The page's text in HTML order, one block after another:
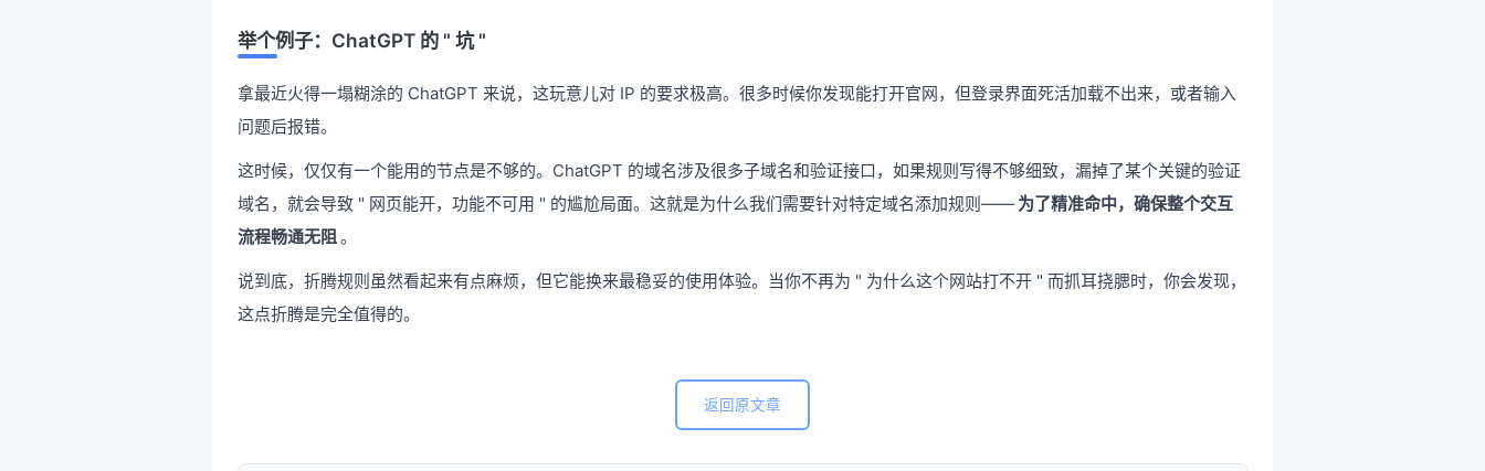
举个例子：ChatGPT 的 " 坑 "
拿最近火得一塌糊涂的 ChatGPT 来说，这玩意儿对 IP 的要求极高。很多时候你发现能打开官网，但登录界面死活加载不出来，或者输入
问题后报错。
这时候，仅仅有一个能用的节点是不够的。ChatGPT 的域名涉及很多子域名和验证接口，如果规则写得不够细致，漏掉了某个关键的验证
域名，就会导致 " 网页能开，功能不可用 " 的尴尬局面。这就是为什么我们需要针对特定域名添加规则——为了精准命中，确保整个交互
流程畅通无阻。
说到底，折腾规则虽然看起来有点麻烦，但它能换来最稳妥的使用体验。当你不再为 " 为什么这个网站打不开 " 而抓耳挠腮时，你会发现，
这点折腾是完全值得的。
返回原文章